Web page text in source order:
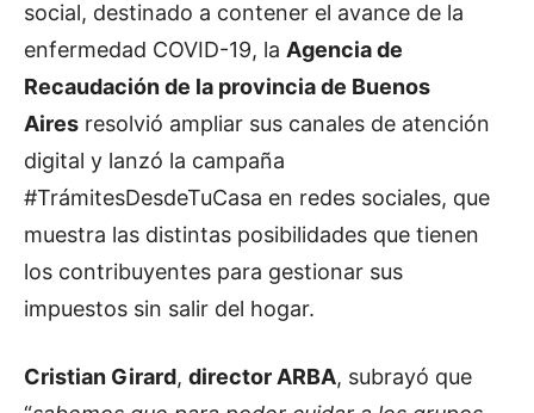
social, destinado a contener el avance de la
enfermedad COVID-19, la Agencia de
Recaudación de la provincia de Buenos
Aires resolvió ampliar sus canales de atención
digital y lanzó la campaña
#TrámitesDesdeTuCasa en redes sociales, que
muestra las distintas posibilidades que tienen
los contribuyentes para gestionar sus
impuestos sin salir del hogar.
Cristian Girard, director ARBA, subrayó que